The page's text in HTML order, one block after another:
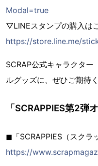
Modal=true
▽LINEスタンプの購入は
https://store.line.me/
SCRAP公式キャラクター
ルグッズに、ぜひご期待く
「SCRAPPIES第2弾
◼︎「SCRAPPIES（スクラ
https://